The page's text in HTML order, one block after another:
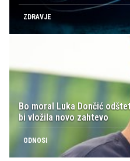
ZDRAVJE
Bo moral Luka Dončić
bi vložila novo zahtevo
ODNOSI